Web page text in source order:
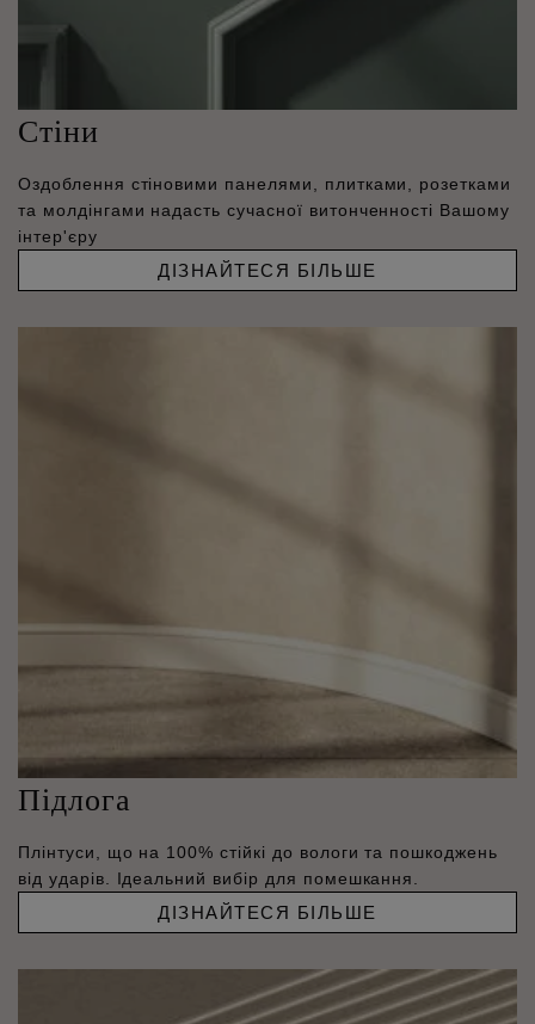
Стіни
Оздоблення стіновими панелями, плитками, розетками
та молдінгами надасть сучасної витонченності Вашому
інтер'єру
ДІЗНАЙТЕСЯ БІЛЬШЕ
Підлога
Плінтуси, що на 100% стійкі до вологи та пошкоджень
від ударів. Ідеальний вибір для помешкання.
ДІЗНАЙТЕСЯ БІЛЬШЕ